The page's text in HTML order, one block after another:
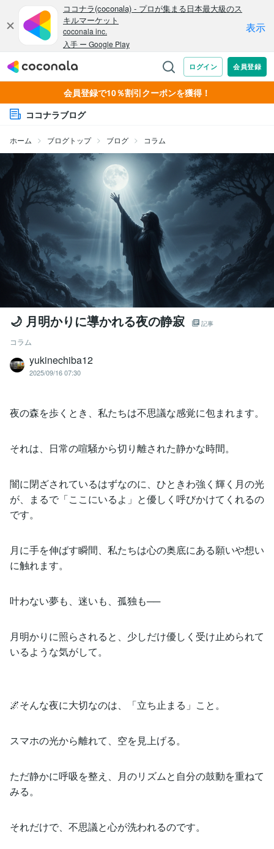
会員登録で10％割引クーポンを獲得！
ココナラブログ
ホーム ブログトップ ブログ コラム
🌙 月明かりに導かれる夜の静寂 記事
コラム
yukinechiba12
2025/09/16 07:30
夜の森を歩くとき、私たちは不思議な感覚に包まれます。
それは、日常の喧騒から切り離された静かな時間。
闇に閉ざされているはずなのに、ひときわ強く輝く月の光
が、まるで「ここにいるよ」と優しく呼びかけてくれるの
です。
月に手を伸ばす瞬間、私たちは心の奥底にある願いや想い
に触れます。
叶わない夢も、迷いも、孤独も──
月明かりに照らされると、少しだけ優しく受け止められて
いるような気がして。
🌌そんな夜に大切なのは、「立ち止まる」こと。
スマホの光から離れて、空を見上げる。
ただ静かに呼吸を整え、月のリズムと自分の鼓動を重ねて
みる。
それだけで、不思議と心が洗われるのです。